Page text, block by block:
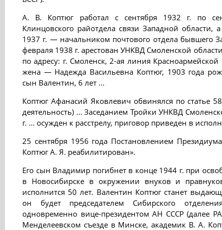
А. В. Коптюг работал с сентября 1932 г. по
Клинцовского райотдела связи Западной области,
1937 г. — начальником почтового отдела бывшего
февраля 1938 г. арестован УНКВД Смоленской
по адресу: г. Смоленск, 2-ая линия
жена — Надежда Васильевна Коптюг, 1903 года
сын Валентин, 6 лет ...
Коптюг Афанасий Яковлевич обвинялся по статье
деятельность) ... Заседанием Тройки УНКВД
г. ... осужден к расстрелу, приговор приведен в
25 сентября 1956 года Постановлением
Коптюг А. Я. реабилитирован».
Его сын Владимир погибнет в конце 1944 г. при
в Новосибирске в окружении внуков и
исполнится 50 лет. Валентин Коптюг станет
он будет председателем Сибирского
одновременно вице-президентом АН СССР (далее
Менделеевском съезде в Минске, академик В. А.